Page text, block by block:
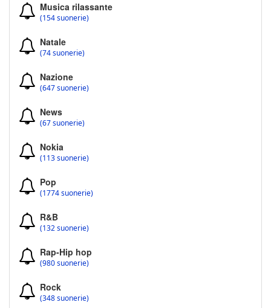
Musica rilassante
(154 suonerie)
Natale
(74 suonerie)
Nazione
(647 suonerie)
News
(67 suonerie)
Nokia
(113 suonerie)
Pop
(1774 suonerie)
R&B
(132 suonerie)
Rap-Hip hop
(980 suonerie)
Rock
(348 suonerie)